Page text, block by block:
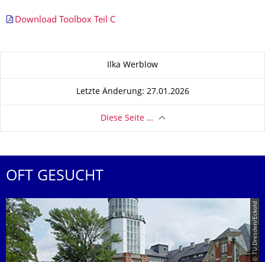
Download Toolbox Teil C
Ilka Werblow
Letzte Änderung: 27.01.2026
Diese Seite …
OFT GESUCHT
© TU Dresden/Eckold